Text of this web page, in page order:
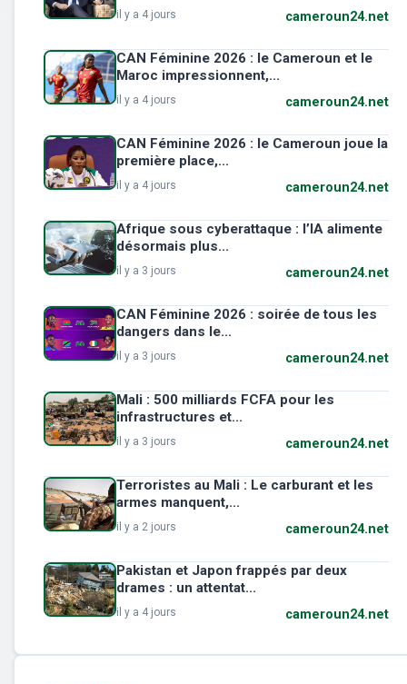
il y a 4 jours cameroun24.net
CAN Féminine 2026 : le Cameroun et le
Maroc impressionnent,...
il y a 4 jours cameroun24.net
CAN Féminine 2026 : le Cameroun joue la
première place,...
il y a 4 jours cameroun24.net
Afrique sous cyberattaque : l’IA alimente
désormais plus...
il y a 3 jours cameroun24.net
CAN Féminine 2026 : soirée de tous les
dangers dans le...
il y a 3 jours cameroun24.net
Mali : 500 milliards FCFA pour les
infrastructures et...
il y a 3 jours cameroun24.net
Terroristes au Mali : Le carburant et les
armes manquent,...
il y a 2 jours cameroun24.net
Pakistan et Japon frappés par deux
drames : un attentat...
il y a 4 jours cameroun24.net